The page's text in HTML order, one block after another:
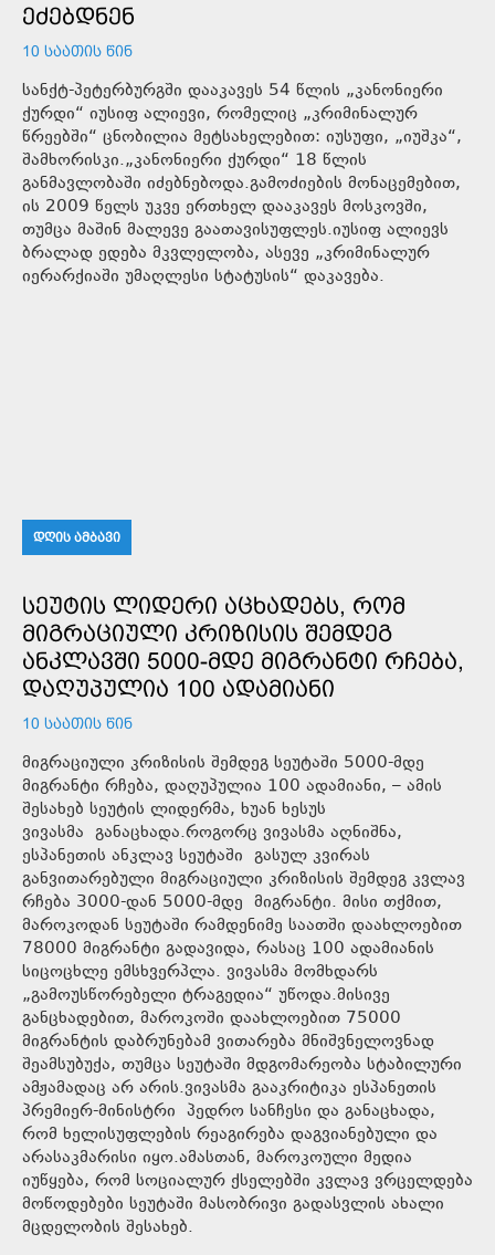
ᲔᲫᲔᲑᲓᲜᲔᲜ
10 ᲡᲐᲐᲗᲘᲡ ᲬᲘᲜ
სანქტ-პეტერბურგში დააკავეს 54 წლის „კანონიერი
ქურდი“ იუსიფ ალიევი, რომელიც „კრიმინალურ
წრეებში“ ცნობილია მეტსახელებით: იუსუფი, „იუშკა“,
შამხორისკი.„კანონიერი ქურდი“ 18 წლის
განმავლობაში იძებნებოდა.გამოძიების მონაცემებით,
ის 2009 წელს უკვე ერთხელ დააკავეს მოსკოვში,
თუმცა მაშინ მალევე გაათავისუფლეს.იუსიფ ალიევს
ბრალად ედება მკვლელობა, ასევე „კრიმინალურ
იერარქიაში უმაღლესი სტატუსის“ დაკავება.
ᲓᲦᲘᲡ ᲐᲛᲑᲐᲕᲘ
ᲡᲔᲣᲢᲘᲡ ᲚᲘᲓᲔᲠᲘ ᲐᲪᲮᲐᲓᲔᲑᲡ, ᲠᲝᲛ
ᲛᲘᲒᲠᲐᲪᲘᲣᲚᲘ ᲙᲠᲘᲖᲘᲡᲘᲡ ᲨᲔᲛᲓᲔᲒ
ᲐᲜᲙᲚᲐᲕᲨᲘ 5000-ᲛᲓᲔ ᲛᲘᲒᲠᲐᲜᲢᲘ ᲠᲩᲔᲑᲐ,
ᲓᲐᲦᲣᲞᲣᲚᲘᲐ 100 ᲐᲓᲐᲛᲘᲐᲜᲘ
10 ᲡᲐᲐᲗᲘᲡ ᲬᲘᲜ
მიგრაციული კრიზისის შემდეგ სეუტაში 5000-მდე
მიგრანტი რჩება, დაღუპულია 100 ადამიანი, – ამის
შესახებ სეუტის ლიდერმა, ხუან ხესუს
ვივასმა განაცხადა.როგორც ვივასმა აღნიშნა,
ესპანეთის ანკლავ სეუტაში გასულ კვირას
განვითარებული მიგრაციული კრიზისის შემდეგ კვლავ
რჩება 3000-დან 5000-მდე მიგრანტი. მისი თქმით,
მაროკოდან სეუტაში რამდენიმე საათში დაახლოებით
78000 მიგრანტი გადავიდა, რასაც 100 ადამიანის
სიცოცხლე ემსხვერპლა. ვივასმა მომხდარს
„გამოუსწორებელი ტრაგედია“ უწოდა.მისივე
განცხადებით, მაროკოში დაახლოებით 75000
მიგრანტის დაბრუნებამ ვითარება მნიშვნელოვნად
შეამსუბუქა, თუმცა სეუტაში მდგომარეობა სტაბილური
ამჟამადაც არ არის.ვივასმა გააკრიტიკა ესპანეთის
პრემიერ-მინისტრი პედრო სანჩესი და განაცხადა,
რომ ხელისუფლების რეაგირება დაგვიანებული და
არასაკმარისი იყო.ამასთან, მაროკოული მედია
იუწყება, რომ სოციალურ ქსელებში კვლავ ვრცელდება
მოწოდებები სეუტაში მასობრივი გადასვლის ახალი
მცდელობის შესახებ.